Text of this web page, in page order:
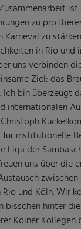
ist
zu
zu
in Rio und
uns verbinden
Ziel: das
Ich bin überzeugt
internationalen
für institutionelle
Liga der
uns über die
zwischen
und Köln. Wir
bisschen hinter
Kölner Kollegen